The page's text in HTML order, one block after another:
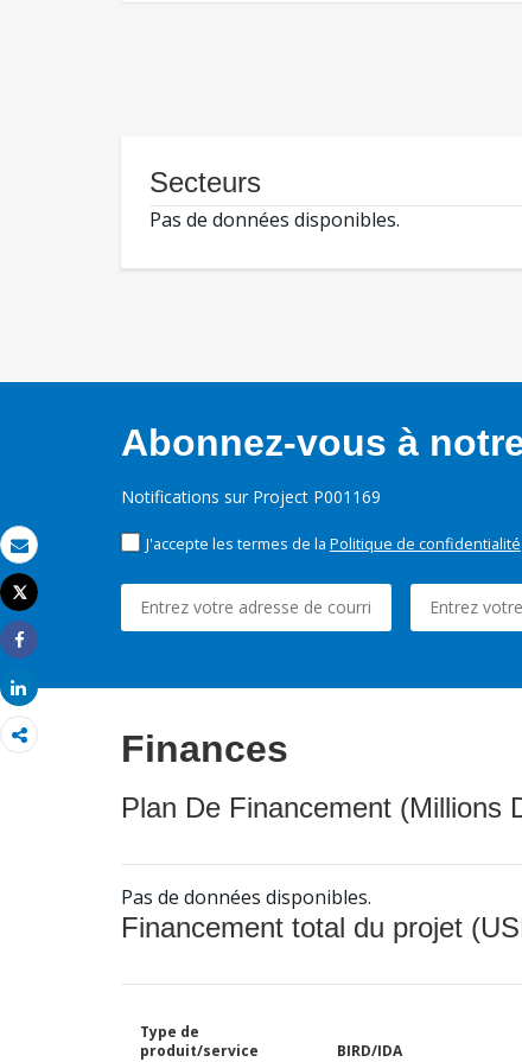
Email
Imprimer
Tweet
Share
Share
Secteurs
Pas de données disponibles.
Abonnez-vous à
Notifications sur Project P001169
J'accepte les termes de la Politique de confidentialité
Finances
Plan De Financement (Millions
Pas de données disponibles.
Financement total du projet
Type de
produit/service
BIRD/IDA